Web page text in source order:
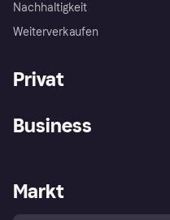
Nachhaltigkeit
Weiterverkaufen
Privat
Klarna App
Shops entdecken
Business
Händlerportal
Markt